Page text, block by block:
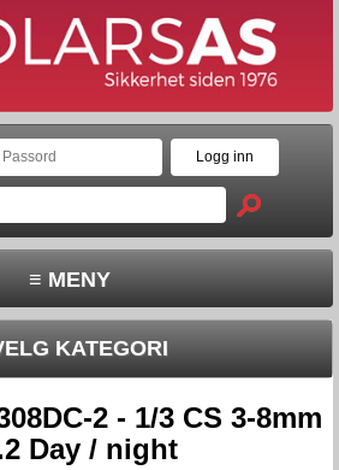
≡ MENY
KATEGORI
2 - 1/3 CS 3-8mm
Day / night